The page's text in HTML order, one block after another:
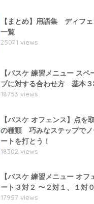
【まとめ】用語集 ディフ
一覧
25071 views
【バスケ 練習メニュー スペ
ブに対する合わせ方 基本３
18753 views
【バスケ オフェンス】点を
の種類 巧みなステップでノ
ートを打とう！
18302 views
【バスケ 練習メニュー オフ
ート３対２ 〜２対１、１対
17957 views